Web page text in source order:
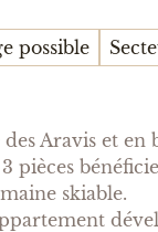
possible
des Aravis et
pièces
skiable.